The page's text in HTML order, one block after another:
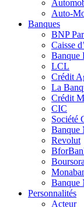
Auto-
Banques
BNP
Caisse
Banque
LCL
Crédit
La
Crédit
CIC
Société
Banque
Revolut
Banque
Personnalités
Acteur